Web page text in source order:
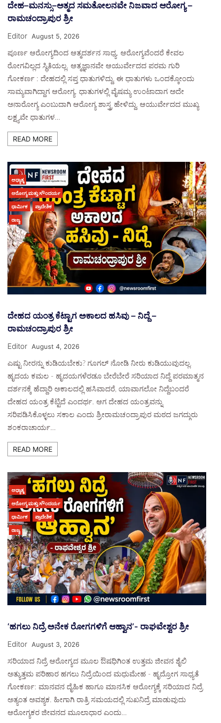
ದೇಹ–ಮನಸ್ಸು–ಆತ್ಮದ ಸಮತೋಲನವೇ ನಿಜವಾದ ಆರೋಗ್ಯ –
ರಾಮಚಂದ್ರಾಪುರ ಶ್ರೀ
Editor August 5, 2026
ಪೂರ್ಣ ಆರೋಗ್ಯದಿಂದ ಆತ್ಮದರ್ಶನ ಸಾಧ್ಯ. ಆರೋಗ್ಯವೆಂದರೆ ಕೇವಲ
ರೋಗವಿಲ್ಲದ ಸ್ಥಿತಿಯಲ್ಲ. ಆತ್ಮಜ್ಞಾನವೇ ಆಯುರ್ವೇದದ ಪರಮ ಗುರಿ
ಗೋಕರ್ಣ : ದೇಹದಲ್ಲಿ ಸಪ್ತ ಧಾತುಗಳಿದ್ದು, ಈ ಧಾತುಗಳು ಒಂದಕ್ಕೋಂದು
ಸಾಮ್ಯವಾಗಿದ್ದಾಗ ಆರೋಗ್ಯ. ಧಾತುಗಳಲ್ಲಿ ವೈಷಮ್ಯ ಉಂಟಾದಾಗ ಅದೇ
ಅನಾರೋಗ್ಯ ಎಂಬುದಾಗಿ ಆರೋಗ್ಯ ಶಾಸ್ತ್ರ ಹೇಳಿದ್ದು, ಆಯುರ್ವೇದದ ಮುಖ್ಯ
ಲಕ್ಷ್ಯವೇ ಧಾತುಗಳ…
READ MORE
ಆಧ್ಯಾತ್ಮ
ಆರೋಗ್ಯ ಮತ್ತು ಸೌಂದರ್ಯ
ಧಾರ್ಮಿಕ ಪ್ರಾದೇಶಿಕ
ರಾಜ್ಯ
ದೇಹದ ಯಂತ್ರ ಕೆಟ್ಟಾಗ ಅಕಾಲದ ಹಸಿವು – ನಿದ್ದೆ –
ರಾಮಚಂದ್ರಾಪುರ ಶ್ರೀ
Editor August 4, 2026
ಎಷ್ಟು ನೀರನ್ನು ಕುಡಿಯಬೇಕು? ಗೂಗಲ್ ನೋಡಿ ನೀರು ಕುಡಿಯುವುದಲ್ಲ.
ಹೃದಯ ಕಮಲ - ಹೃದಯಗಳೆರಡೂ ಬೇರೆಬೇರೆ ಸರಿಯಾದ ನಿದ್ದೆ ಪರಮಾತ್ಮನ
ದರ್ಶನಕ್ಕೆ ಹೆದ್ದಾರಿ ಅಕಾಲದಲ್ಲಿ ಹಸಿವಾದರೆ, ಯಾವಾಗಲೋ ನಿದ್ದೆಬಂದರೆ
ದೇಹದ ಯಂತ್ರ ಕೆಟ್ಟಿದೆ ಎಂದರ್ಥ. ಆಗ ದೇಹದ ಯಂತ್ರವನ್ನು
ಸರಿಪಡಿಸಿಕೊಳ್ಳಲು ಸಕಾಲ ಎಂದು ಶ್ರೀರಾಮಚಂದ್ರಾಪುರ ಮಠದ ಜಗದ್ಗುರು
ಶಂಕರಾಚಾರ್ಯ…
READ MORE
ಆಧ್ಯಾತ್ಮ
ಆರೋಗ್ಯ ಮತ್ತು ಸೌಂದರ್ಯ
ಧಾರ್ಮಿಕ ಪ್ರಾದೇಶಿಕ
ರಾಜ್ಯ
‘ಹಗಲು ನಿದ್ರೆ ಅನೇಕ ರೋಗಗಳಿಗೆ ಆಹ್ವಾನʼ- ರಾಘವೇಶ್ವರ ಶ್ರೀ
Editor August 3, 2026
ಸರಿಯಾದ ನಿದ್ರೆ ಆರೋಗ್ಯದ ಮೂಲ ಔಷಧಿಗಿಂತ ಉತ್ತಮ ಜೀವನ ಶೈಲಿ
ಅತ್ಯುತ್ತಮ ಪರಿಹಾರ ಹಗಲು ನಿದ್ರೆಯಿಂದ ಮಧುಮೇಹ - ಹೃದ್ರೋಗ ಸಾಧ್ಯತೆ
ಗೋಕರ್ಣ: ಮಾನವನ ದೈಹಿಕ ಹಾಗೂ ಮಾನಸಿಕ ಆರೋಗ್ಯಕ್ಕೆ ಸರಿಯಾದ ನಿದ್ರೆ
ಅತ್ಯಂತ ಅವಶ್ಯಕ. ಹೀಗಾಗಿ ರಾತ್ರಿ ಸಮಯದಲ್ಲಿ ಸುಖನಿದ್ರೆ ಮಾಡುವುದು
ಆರೋಗ್ಯಕರ ಜೀವನದ ಮೂಲಾಧಾರ ಎಂದು…